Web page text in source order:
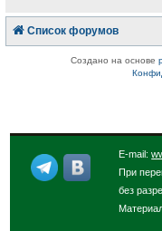
Список форумов
Создано на основе
E-mail:
При
без